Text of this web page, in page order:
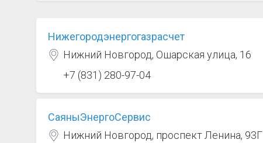
Нижегородэнергогазрасчет
Нижний Новгород, Ошарская улица, 16
+7 (831) 280-97-04
СаяныЭнергоСервис
Нижний Новгород, проспект Ленина, 93Г